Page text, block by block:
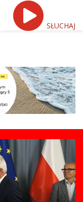
SŁUCHAJ